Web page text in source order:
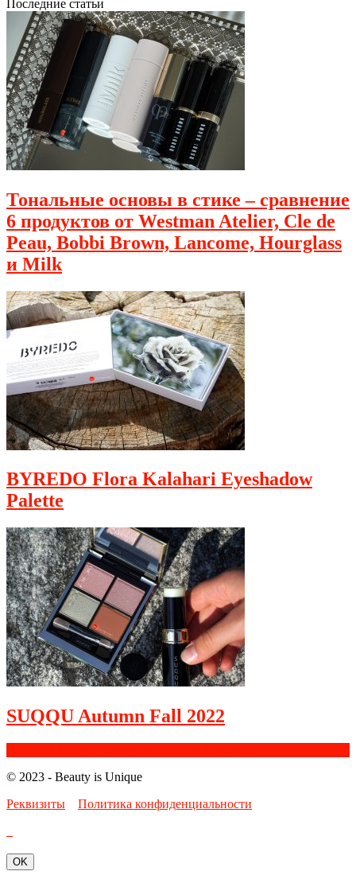
Последние статьи
Тональные основы в стике – сравнение
6 продуктов от Westman Atelier, Cle de
Peau, Bobbi Brown, Lancome, Hourglass
и Milk
BYREDO Flora Kalahari Eyeshadow
Palette
SUQQU Autumn Fall 2022
© 2023 - Beauty is Unique
Реквизиты
Политика конфиденциальности
OK